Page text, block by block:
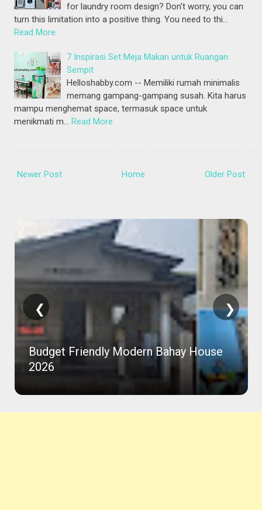
for laundry room design? Don't worry, you can
turn this limitation into a positive thing. You need to thi…
Read More
7 Inspirasi Set Meja Makan untuk Ruangan
Sempit
Helloshabby.com -- Memiliki rumah minimalis
memang gampang-gampang susah. Kita harus
mampu menghemat space, termasuk space untuk
menikmati m… Read More
Newer Post Older Post
Home
Budget Friendly Modern Bahay House
2026
❮ ❯